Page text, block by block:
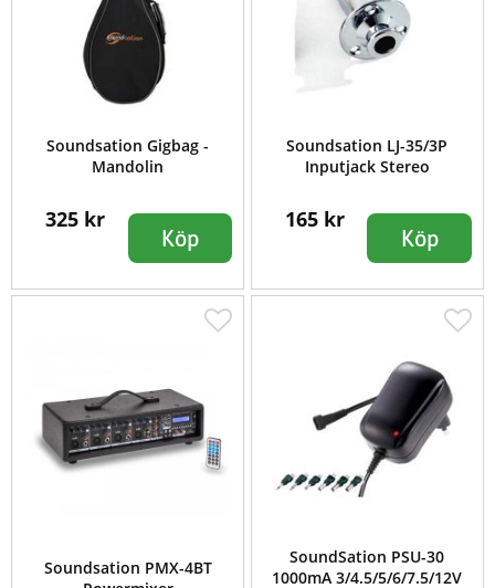
Soundsation Gigbag -
Mandolin
325 kr
Köp
Soundsation LJ-35/3P
Inputjack Stereo
165 kr
Köp
Soundsation PMX-4BT
SoundSation PSU-30
1000mA 3/4.5/5/6/7.5/12V